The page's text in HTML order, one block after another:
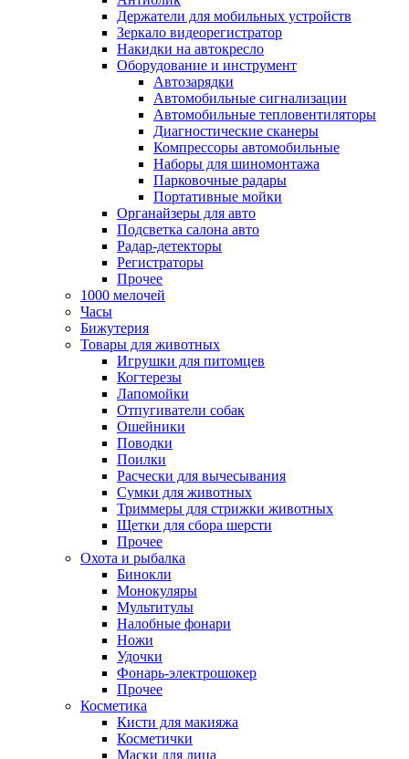
Держатели для мобильных устройств
Зеркало видеорегистратор
Накидки на автокресло
Оборудование и инструмент
Автозарядки
Автомобильные сигнализации
Автомобильные тепловентиляторы
Диагностические сканеры
Компрессоры автомобильные
Наборы для шиномонтажа
Парковочные радары
Портативные мойки
Органайзеры для авто
Подсветка салона авто
Радар-детекторы
Регистраторы
Прочее
1000 мелочей
Часы
Бижутерия
Товары для животных
Игрушки для питомцев
Когтерезы
Лапомойки
Отпугиватели собак
Ошейники
Поводки
Поилки
Расчески для вычесывания
Сумки для животных
Триммеры для стрижки животных
Щетки для сбора шерсти
Прочее
Охота и рыбалка
Бинокли
Монокуляры
Мультитулы
Налобные фонари
Ножи
Удочки
Фонарь-электрошокер
Прочее
Косметика
Кисти для макияжа
Косметички
Маски для лица